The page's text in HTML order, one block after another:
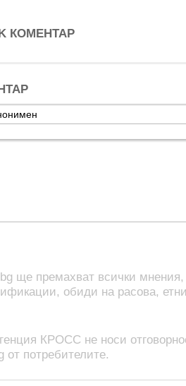
КОМЕНТАР
ще премахват всички
обиди на расова,
КРОСС не носи
от потребителите.